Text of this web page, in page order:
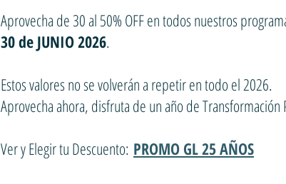
Aprovecha de 30 al 50% OFF ⁣en todos nuestros
30 de JUNIO 2026.
Estos valores no se volverán a repetir en todo el 2026.⁣⁣⁣
Aprovecha ahora, disfruta de un año de
Ver y Elegir tu Descuento: PROMO GL 25 AÑOS